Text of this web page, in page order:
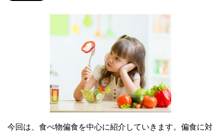
今回は、食べ物偏食を中心に紹介していきます。偏食に対